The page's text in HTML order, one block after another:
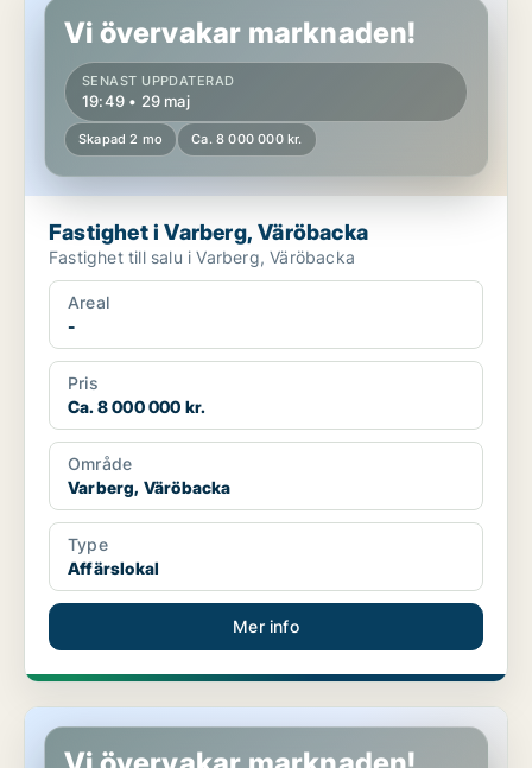
Vi övervakar marknaden!
SENAST UPPDATERAD
19:49 • 29 maj
Skapad 2 mo Ca. 8 000 000 kr.
Fastighet i Varberg, Väröbacka
Fastighet till salu i Varberg, Väröbacka
Areal
-
Pris
Ca. 8 000 000 kr.
Område
Varberg, Väröbacka
Type
Affärslokal
Mer info
Fastighet i Varberg